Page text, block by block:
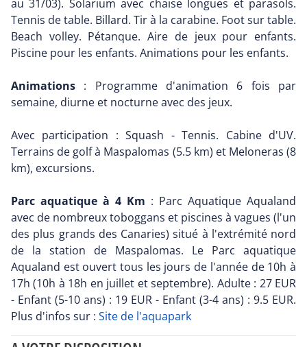
au 31/03). Solarium avec chaise longues et parasols.
Tennis de table. Billard. Tir à la carabine. Foot sur table.
Beach volley. Pétanque. Aire de jeux pour enfants.
Piscine pour les enfants. Animations pour les enfants.
Animations : Programme d'animation 6 fois par
semaine, diurne et nocturne avec des jeux.
Avec participation : Squash - Tennis. Cabine d'UV.
Terrains de golf à Maspalomas (5.5 km) et Meloneras (8
km), excursions.
Parc aquatique à 4 Km : Parc Aquatique Aqualand
avec de nombreux toboggans et piscines à vagues (l'un
des plus grands des Canaries) situé à l'extrémité nord
de la station de Maspalomas. Le Parc aquatique
Aqualand est ouvert tous les jours de l'année de 10h à
17h (10h à 18h en juillet et septembre). Adulte : 27 EUR
- Enfant (5-10 ans) : 19 EUR - Enfant (3-4 ans) : 9.5 EUR.
Plus d'infos sur : Site de l'aquapark